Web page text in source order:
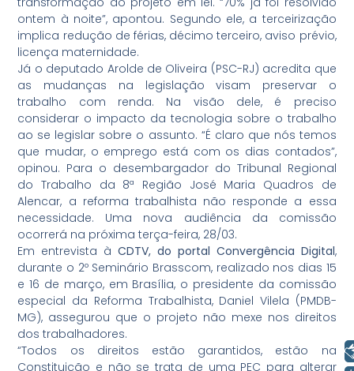
ontem à noite”, apontou. Segundo ele, a terceirização
implica redução de férias, décimo terceiro, aviso prévio,
licença maternidade.
Já o deputado Arolde de Oliveira (PSC-RJ) acredita que
as mudanças na legislação visam preservar o
trabalho com renda. Na visão dele, é preciso
considerar o impacto da tecnologia sobre o trabalho
ao se legislar sobre o assunto. “É claro que nós temos
que mudar, o emprego está com os dias contados”,
opinou. Para o desembargador do Tribunal Regional
do Trabalho da 8ª Região José Maria Quadros de
Alencar, a reforma trabalhista não responde a essa
necessidade. Uma nova audiência da comissão
ocorrerá na próxima terça-feira, 28/03.
Em entrevista àCDTV, do portal Convergência Digital,
durante o 2º Seminário Brasscom, realizado nos dias 15
e 16 de março, em Brasília, o presidente da comissão
especial da Reforma Trabalhista, Daniel Vilela (PMDB-
MG), assegurou que o projeto não mexe nos direitos
dos trabalhadores.
“Todos os direitos estão garantidos, estão na
Constituição e não se trata de uma PEC para alterar
Libras